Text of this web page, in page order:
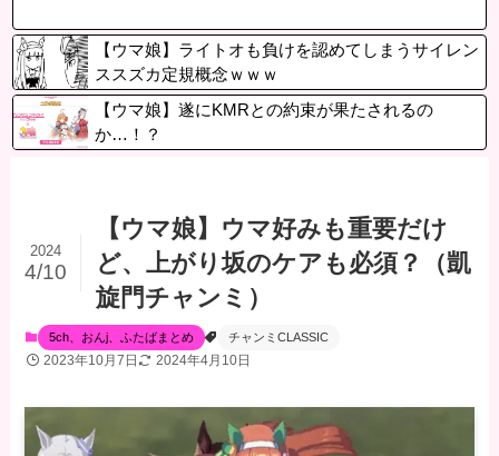
【ウマ娘】ライトオも負けを認めてしまうサイレン
ススズカ定規概念ｗｗｗ
【ウマ娘】遂にKMRとの約束が果たされるの
か…！？
【ウマ娘】ウマ好みも重要だけ
ど、上がり坂のケアも必須？（凱
旋門チャンミ）
2024
4/10
5ch、おんj、ふたばまとめ チャンミCLASSIC
2023年10月7日 2024年4月10日